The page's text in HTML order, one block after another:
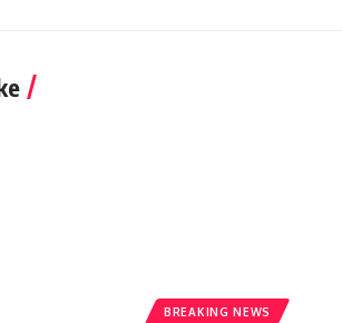
BREAKING NEWS